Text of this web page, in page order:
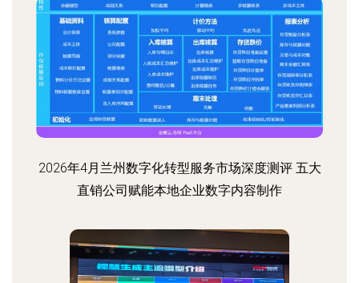
2026年4月兰州数字化转型服务市场深度测评 五大
直销公司赋能本地企业数字内容制作